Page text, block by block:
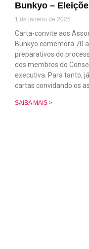
Bunkyo –
1 de janeiro de 2025
Carta-convite aos
Bunkyo comemora 70
preparativos do
dos membros do
executiva. Para tanto,
cartas convidando os
SAIBA MAIS >